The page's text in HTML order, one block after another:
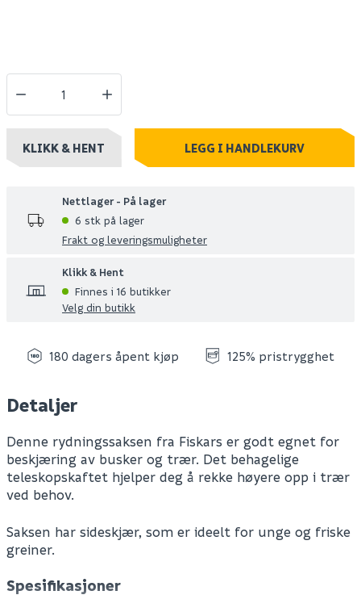
KLIKK & HENT LEGG I HANDLEKURV
Nettlager - På lager
6 stk på lager
Frakt og leveringsmuligheter
Klikk & Hent
Finnes i 16 butikker
Velg din butikk
180 dagers åpent kjøp 125% pristrygghet
Detaljer
Denne rydningssaksen fra Fiskars er godt egnet for
beskjæring av busker og trær. Det behagelige
teleskopskaftet hjelper deg å rekke høyere opp i trær
ved behov.
Saksen har sideskjær, som er ideelt for unge og friske
greiner.
Spesifikasjoner